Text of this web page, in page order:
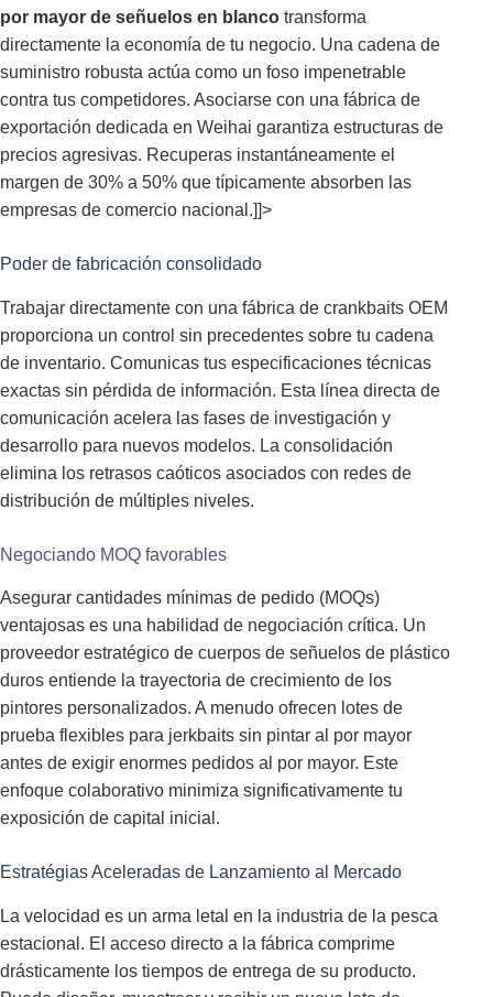
por mayor de señuelos en blanco transforma
directamente la economía de tu negocio. Una cadena de
suministro robusta actúa como un foso impenetrable
contra tus competidores. Asociarse con una fábrica de
exportación dedicada en Weihai garantiza estructuras de
precios agresivas. Recuperas instantáneamente el
margen de 30% a 50% que típicamente absorben las
empresas de comercio nacional.]]>
Poder de fabricación consolidado
Trabajar directamente con una fábrica de crankbaits OEM
proporciona un control sin precedentes sobre tu cadena
de inventario. Comunicas tus especificaciones técnicas
exactas sin pérdida de información. Esta línea directa de
comunicación acelera las fases de investigación y
desarrollo para nuevos modelos. La consolidación
elimina los retrasos caóticos asociados con redes de
distribución de múltiples niveles.
Negociando MOQ favorables
Asegurar cantidades mínimas de pedido (MOQs)
ventajosas es una habilidad de negociación crítica. Un
proveedor estratégico de cuerpos de señuelos de plástico
duros entiende la trayectoria de crecimiento de los
pintores personalizados. A menudo ofrecen lotes de
prueba flexibles para jerkbaits sin pintar al por mayor
antes de exigir enormes pedidos al por mayor. Este
enfoque colaborativo minimiza significativamente tu
exposición de capital inicial.
Estratégias Aceleradas de Lanzamiento al Mercado
La velocidad es un arma letal en la industria de la pesca
estacional. El acceso directo a la fábrica comprime
drásticamente los tiempos de entrega de su producto.